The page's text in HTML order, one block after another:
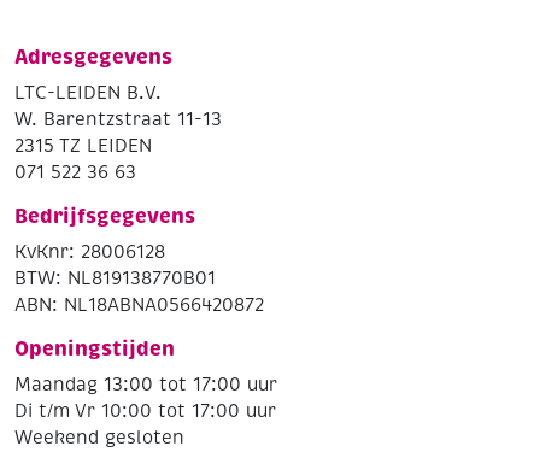
Adresgegevens
LTC-LEIDEN B.V.
W. Barentzstraat 11-13
2315 TZ LEIDEN
071 522 36 63
Bedrijfsgegevens
KvKnr: 28006128
BTW: NL819138770B01
ABN: NL18ABNA0566420872
Openingstijden
Maandag 13:00 tot 17:00 uur
Di t/m Vr 10:00 tot 17:00 uur
Weekend gesloten